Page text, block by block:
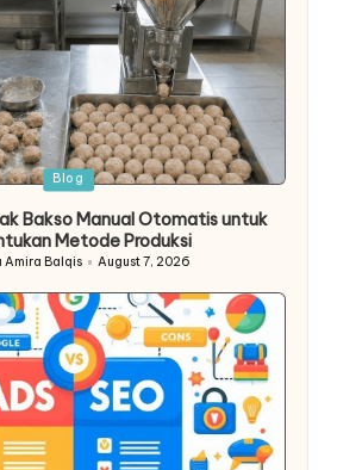
Posted
Blog
Bakso Manual Otomatis untuk
Metode Produksi
Amira Balqis August 7, 2026